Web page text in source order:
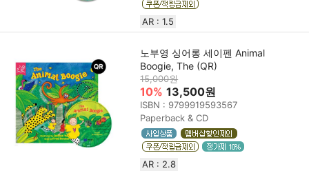
AR : 1.5
노부영 싱어롱 세이펜 Animal
Boogie, The (QR)
15,000원
10% 13,500원
ISBN : 9799919593567
Paperback & CD
AR : 2.8